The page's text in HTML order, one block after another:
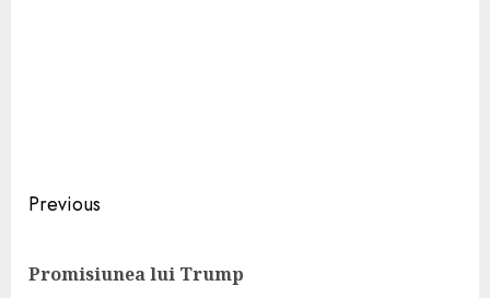
Continue
Previous
Promisiunea lui Trump